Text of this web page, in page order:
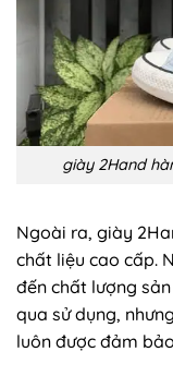
giày 2Hand
Ngoài ra, giày
chất liệu cao cấp.
đến chất lượng
qua sử dụng,
luôn được đảm